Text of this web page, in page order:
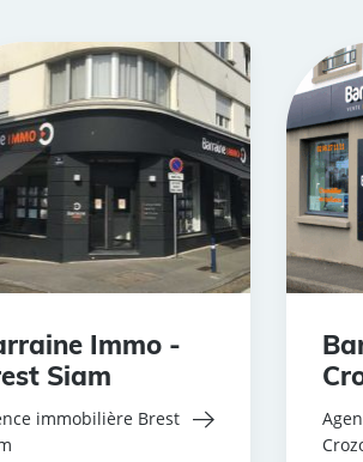
Immo -
Siam
immobilière Brest